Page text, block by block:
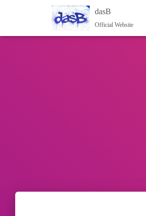
dasB
Official Website